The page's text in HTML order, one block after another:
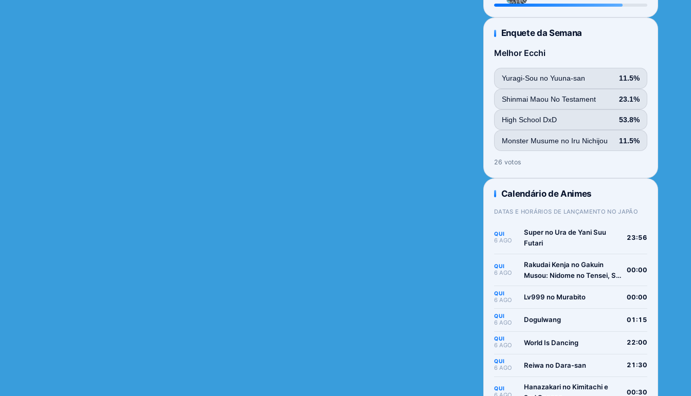
Enquete da Semana
Melhor Ecchi
Yuragi-Sou no Yuuna-san 11.5%
Shinmai Maou No Testament 23.1%
High School DxD 53.8%
Monster Musume no Iru Nichijou 11.5%
26 votos
Calendário de Animes
DATAS E HORÁRIOS DE LANÇAMENTO NO JAPÃO
QUI
6 AGO
Super no Ura de Yani Suu
Futari
23:56
QUI
6 AGO
Rakudai Kenja no Gakuin
Musou: Nidome no Tensei, S-
Boukenroku
00:00
QUI
6 AGO Lv999 no Murabito 00:00
QUI
6 AGO Dogulwang 01:15
QUI
6 AGO World Is Dancing 22:00
QUI
6 AGO Reiwa no Dara-san 21:30
QUI
Hanazakari no Kimitachi e
00:30